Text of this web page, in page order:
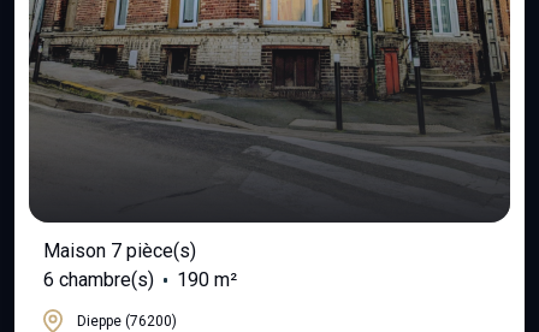
Maison 7 pièce(s)
6 chambre(s)
190 m²
Dieppe (76200)